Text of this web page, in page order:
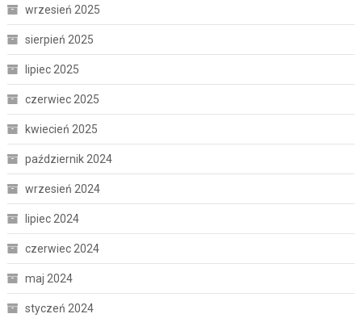
wrzesień 2025
sierpień 2025
lipiec 2025
czerwiec 2025
kwiecień 2025
październik 2024
wrzesień 2024
lipiec 2024
czerwiec 2024
maj 2024
styczeń 2024